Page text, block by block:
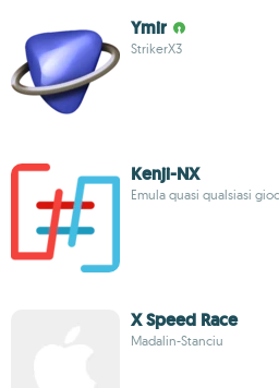
Ymir
StrikerX3
Kenji-NX
Emula quasi qualsiasi
X Speed Race
Madalin-Stanciu